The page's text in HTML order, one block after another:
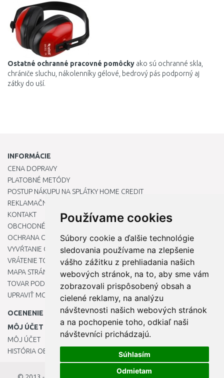
Používame cookies
Súbory cookie a ďalšie technológie
sledovania používame na zlepšenie
vášho zážitku z prehliadania našich
webových stránok, na to, aby sme vám
zobrazovali prispôsobený obsah a
cielené reklamy, na analýzu
návštevnosti našich webových stránok
a na pochopenie toho, odkiaľ naši
návštevníci prichádzajú.
Súhlasím
Odmietam
Porovnať
Ostatné ochranné pracovné pomôcky ako sú ochranné skla,
chrániče sluchu, nákolenníky gélové, bedrový pás podporný aj
zátky do uší.
INFORMÁCIE
CENA DOPRAVY
PLATOBNÉ METÓDY
POSTUP NÁKUPU NA SPLÁTKY HOME CREDIT
REKLAMAČNÝ PORIADOK
KONTAKT
OBCHODNÉ PODMIENKY
OCHRANA OSOBNÝCH ÚDAJOV
VYVŔTANIE OTVORU DO DREZU PRE KUCHYNSKÚ BATÉRIU
VRÁTENIE TOVARU / REKLAMÁCIE
MAPA STRÁNOK
TOVAR PODĽA ZNAČIEK
UPRAVIŤ MOJE PREDVOĽBY COOKIES
OCENENIE
MÔJ ÚČET
MÔJ ÚČET
HISTÓRIA OBJEDNÁVOK